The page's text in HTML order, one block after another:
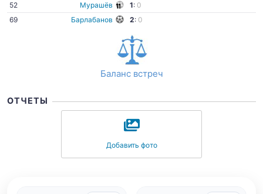
52 Мурашёв 1: 0
69
Барлабанов 2: 0
Баланс встреч
ОТЧЕТЫ
Добавить фото